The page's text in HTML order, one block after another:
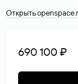
Открыть
690 100 ₽